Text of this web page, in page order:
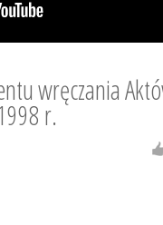
wręczania
r.